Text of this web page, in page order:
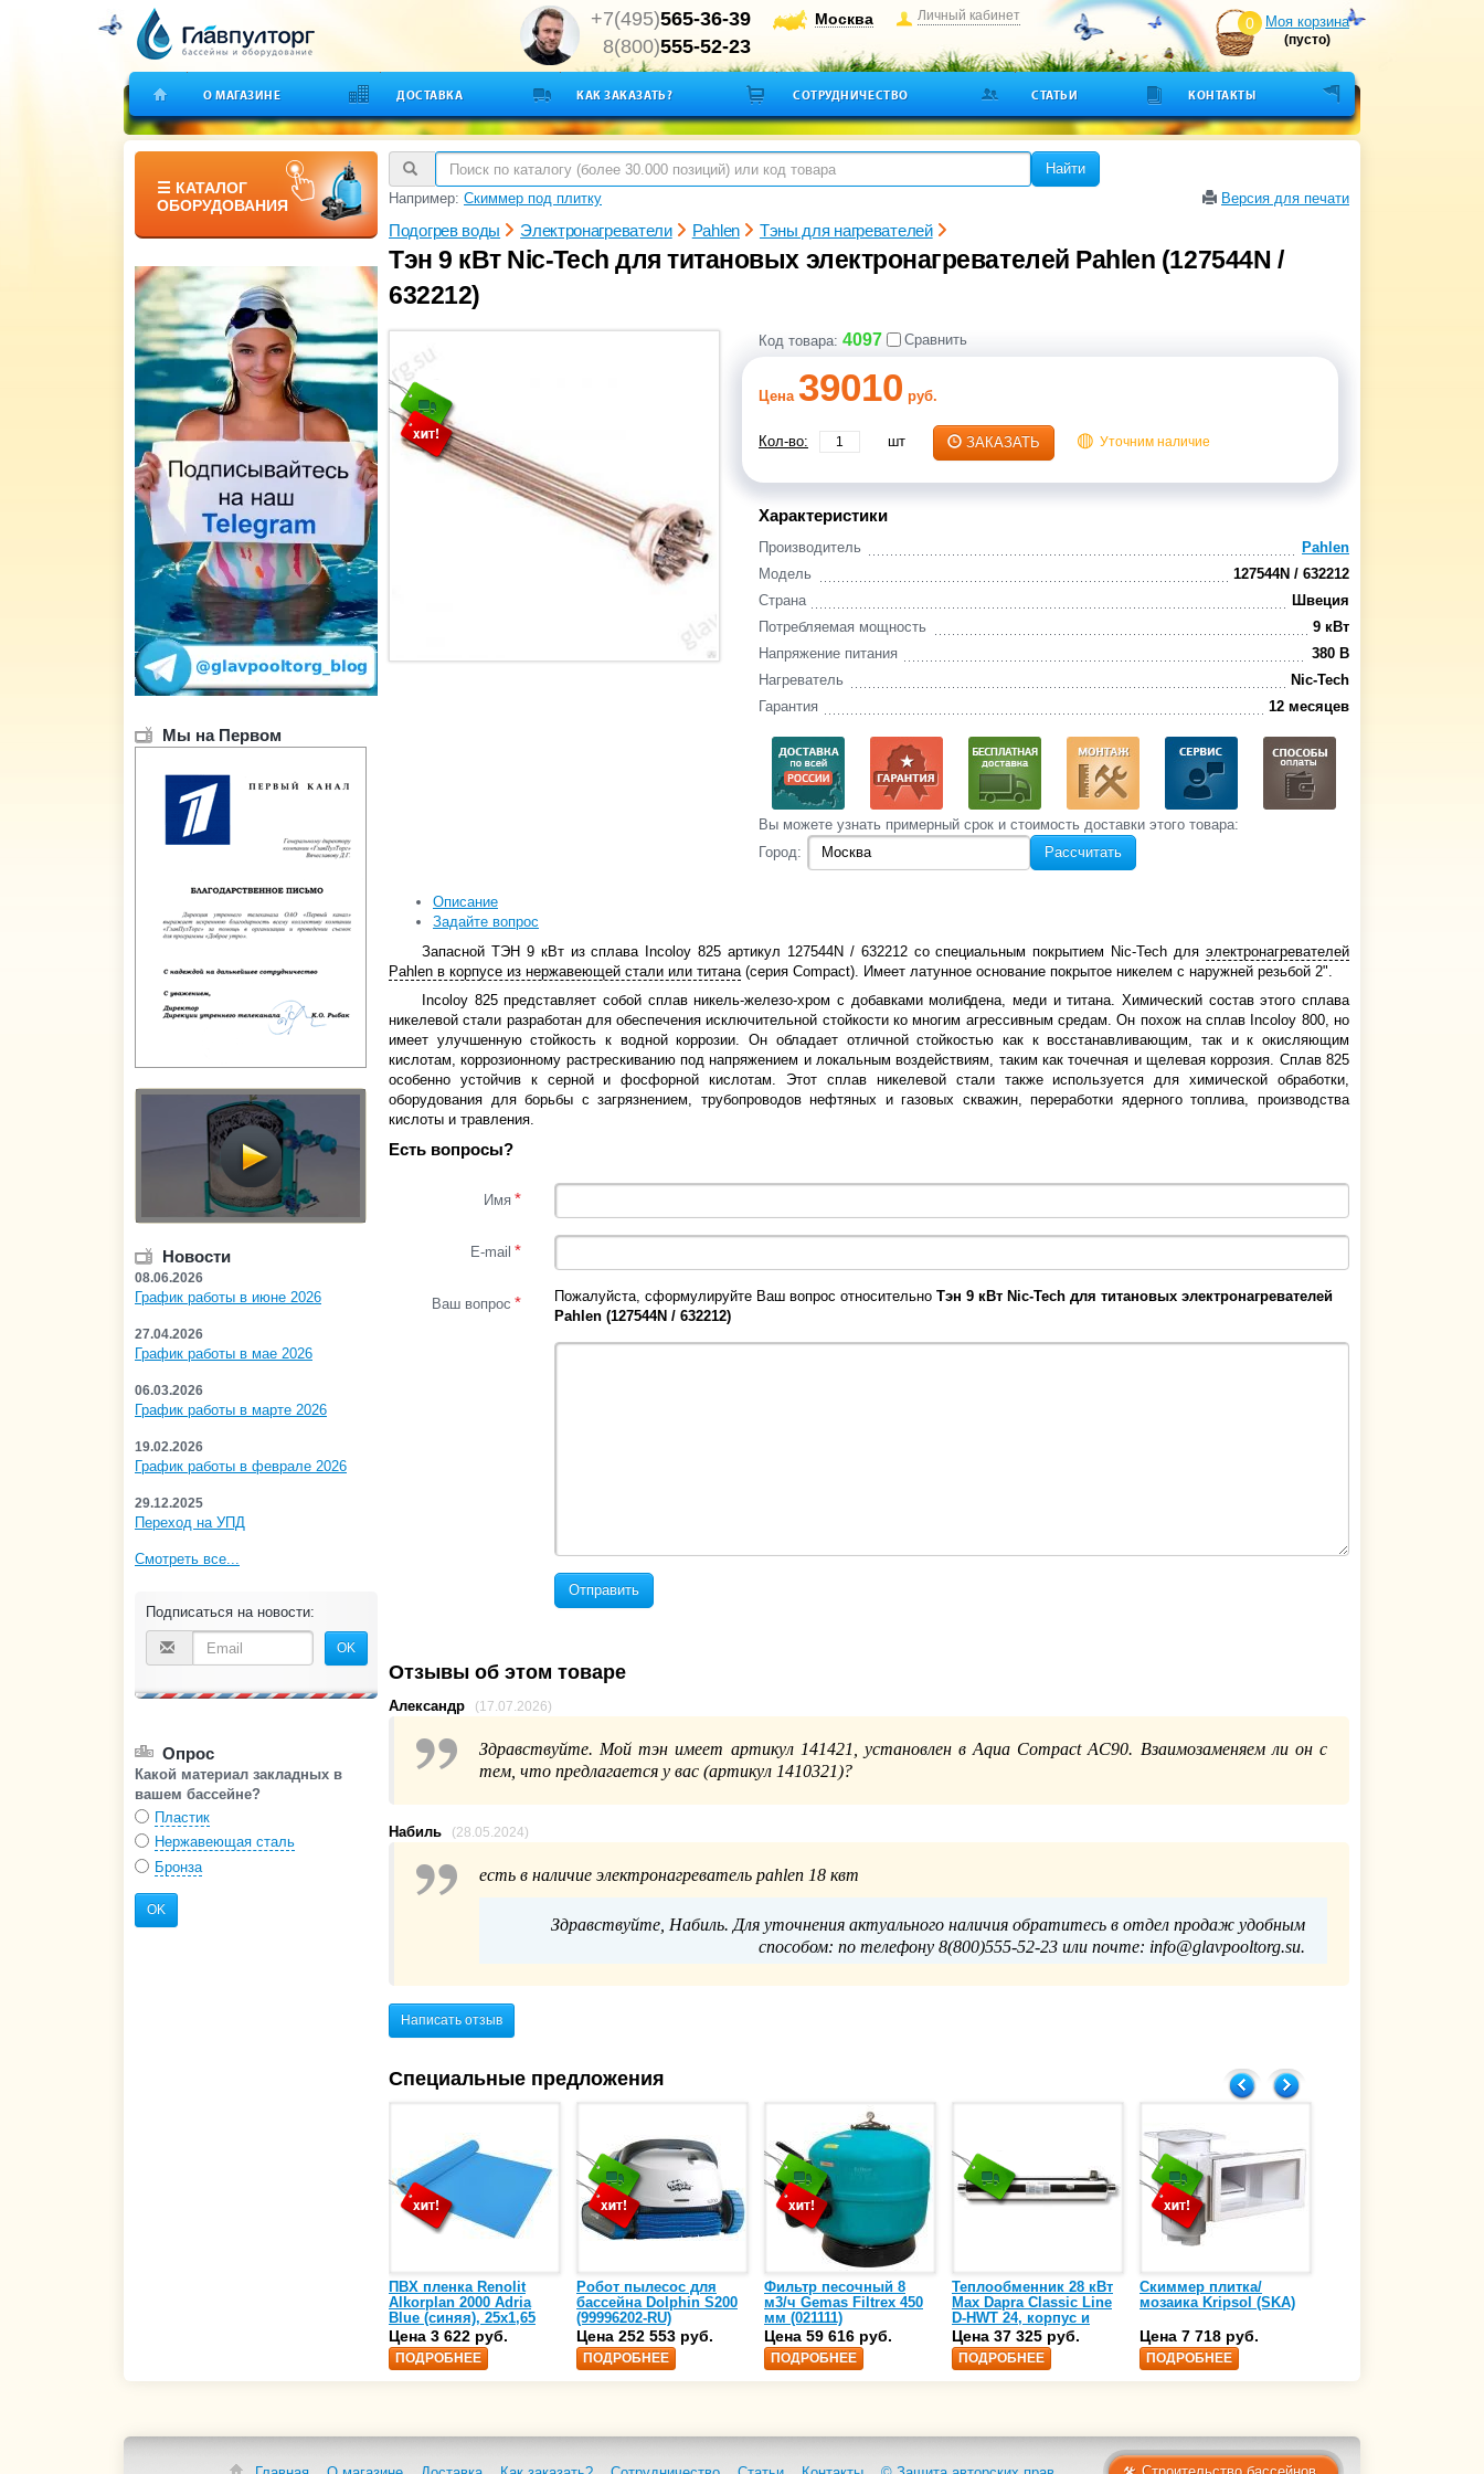
+7(495)565-36-39
8(800)555-52-23
Москва Личный кабинет 0 Моя корзина
(пусто)
О МАГАЗИНЕ ДОСТАВКА КАК ЗАКАЗАТЬ? СОТРУДНИЧЕСТВО СТАТЬИ КОНТАКТЫ
☰ КАТАЛОГ
ОБОРУДОВАНИЯ
Мы на Первом
Новости
08.06.2026
График работы в июне 2026
27.04.2026
График работы в мае 2026
06.03.2026
График работы в марте 2026
19.02.2026
График работы в феврале 2026
29.12.2025
Переход на УПД
Смотреть все...
Подписаться на новости:
OK
Опрос
Какой материал закладных в
вашем бассейне?
Пластик
Нержавеющая сталь
Бронза
OK
Найти
Например: Скиммер под плитку Версия для печати
Подогрев воды Электронагреватели Pahlen Тэны для нагревателей
Тэн 9 кВт Nic-Tech для титановых электронагревателей Pahlen (127544N /
632212)
Код товара: 4097 Сравнить
Цена 39010 руб.
Кол-во: шт ЗАКАЗАТЬ Уточним наличие
Характеристики
Pahlen
Производитель
127544N / 632212
Модель
Швеция
Страна
9 кВт
Потребляемая мощность
380 В
Напряжение питания
Nic-Tech
Нагреватель
12 месяцев
Гарантия
Вы‌ можете‌ узнать‌ примерный срок и стоимость‌ доставки этого товара:
Город:
Рассчитать
Описание
Задайте вопрос
Запасной ТЭН 9 кВт из сплава Incoloy 825артикул 127544N / 632212со специальным покрытием Nic-Tech для электронагревателей
Pahlen в корпусе из нержавеющей стали или титана (серия Compact). Имеет латунное основание покрытое никелем с наружней резьбой 2".
Incoloy 825 представляет собой сплав никель-железо-хром с добавками молибдена, меди и титана. Химический состав этого сплава
никелевой стали разработан для обеспечения исключительной стойкости ко многим агрессивным средам. Он похож на сплав Incoloy 800, но
имеет улучшенную стойкость к водной коррозии. Он обладает отличной стойкостью как к восстанавливающим, так и к окисляющим
кислотам, коррозионному растрескиванию под напряжением и локальным воздействиям, таким как точечная и щелевая коррозия. Сплав 825
особенно устойчив к серной и фосфорной кислотам. Этот сплав никелевой стали также используется для химической обработки,
оборудования для борьбы с загрязнением, трубопроводов нефтяных и газовых скважин, переработки ядерного топлива, производства
кислоты и травления.
Есть вопросы?
Имя *
E-mail *
Ваш вопрос * Пожалуйста, сформулируйте Ваш вопрос относительно Тэн 9 кВт Nic-Tech для титановых электронагревателей
Pahlen (127544N / 632212)
Отправить
Отзывы об этом товаре
Александр (17.07.2026)
Здравствуйте. Мой тэн имеет артикул 141421, установлен в Aqua Compact AC90. Взаимозаменяем ли он с
тем, что предлагается у вас (артикул 1410321)?
Набиль (28.05.2024)
есть в наличие электронагреватель pahlen 18 квт
Здравствуйте, Набиль. Для уточнения актуального наличия обратитесь в отдел продаж удобным
способом: по телефону 8(800)555-52-23 или почте: info@glavpooltorg.su.
Написать отзыв
Специальные предложения
ПВХ пленка Renolit
Alkorplan 2000 Adria
Blue (синяя), 25х1,65
(35216203)
Цена 3 622 руб.
ПОДРОБНЕЕ
Робот пылесос для
бассейна Dolphin S200
(99996202-RU)
Цена 252 553 руб.
ПОДРОБНЕЕ
Фильтр песочный 8
м3/ч Gemas Filtrex 450
мм (021111)
Цена 59 616 руб.
ПОДРОБНЕЕ
Теплообменник 28 кВт
Max Dapra Classic Line
D-HWT 24, корпус и
спираль нержавеющая
сталь AISI-316 (10 01
25)
Цена 37 325 руб.
ПОДРОБНЕЕ
Скиммер плитка/
мозаика Kripsol (SKA)
Цена 7 718 руб.
ПОДРОБНЕЕ